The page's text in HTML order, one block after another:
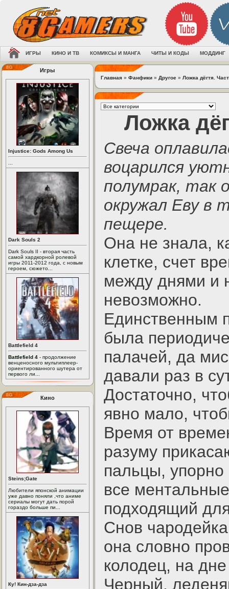
ИГРЫ КИНО И ТВ КОМИКСЫ И МАНГА ЧИТЫ И КОДЫ МОДДИНГ
Игры
Injustice: Gods Among Us
Dark Souls 2
Dark Souls II - вторая часть
самой хардкорной ролевой
игры 2011-2012 года, с новым
героем, сюжето...
Battlefield 4
Battlefield 4 - продолжение
венценосного мультиплеер-
ориентированного шутера от
первого ли...
Кино
Steins;Gate
Любители японской анимации
уже давно поняли ,что аниме
сериалы могут дать порой
гораздо больше пи...
Ку! Кин-дза-дза
Главная » Фанфики » Другое » Ложка дёгтя.
Ложка
Свеча
воцарился
полумрак, так
окружал Еву в
пещере.
Она не знала,
клетке, счет
между днями и
невозможно.
Единственным
была
палачей, да
давали раз в
Достаточно,
явно мало,
Время от
разуму
пальцы, упорно
все
подходящий
Снов
она словно
колодец, на
Черный,